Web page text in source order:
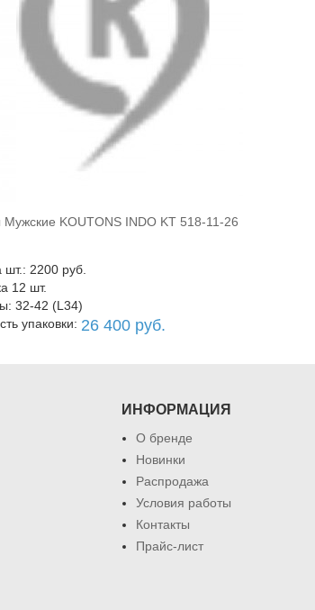
В корзину
KOUTONS INDO KT 518-11-26
шт.: 2200 руб.
12 шт.
32-42 (L34)
упаковки: 26 400 руб.
ИНФОРМАЦИЯ
О бренде
Новинки
Распродажа
Условия работы
Контакты
Прайс-лист